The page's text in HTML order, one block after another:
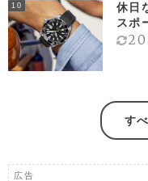
10
休日
スポ
す
広告